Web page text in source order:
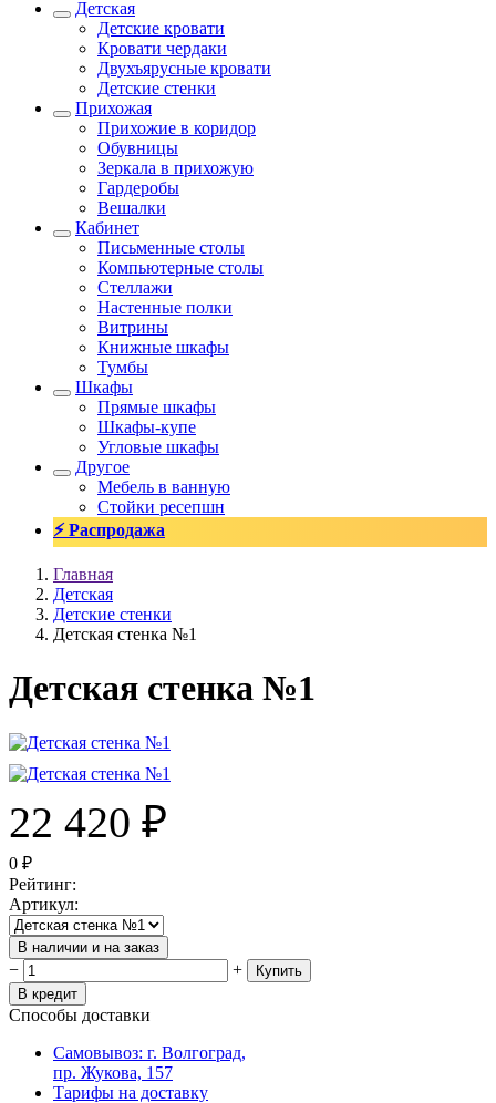
Детская
Детские кровати
Кровати чердаки
Двухъярусные кровати
Детские стенки
Прихожая
Прихожие в коридор
Обувницы
Зеркала в прихожую
Гардеробы
Вешалки
Кабинет
Письменные столы
Компьютерные столы
Стеллажи
Настенные полки
Витрины
Книжные шкафы
Тумбы
Шкафы
Прямые шкафы
Шкафы-купе
Угловые шкафы
Другое
Мебель в ванную
Стойки ресепшн
⚡ Распродажа
Главная
Детская
Детские стенки
Детская стенка №1
Детская стенка №1
22 420 ₽
0 ₽
Рейтинг:
Артикул:
В наличии и на заказ
− +
Купить
В кредит
Способы доставки
Самовывоз: г. Волгоград,
пр. Жукова, 157
Тарифы на доставку